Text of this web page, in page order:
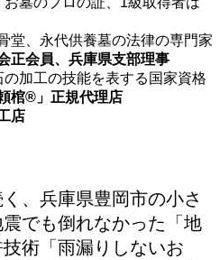
堂、永代供養墓の法律の専門家
正会員、兵庫県支部理事
の加工の技能を表する国家資格
棺®」正規代理店
店
、兵庫県豊岡市の小さ
でも倒れなかった「地
術「雨漏りしないお